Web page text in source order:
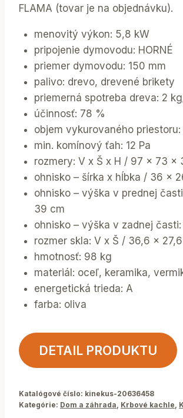
FLAMA (tovar je na objednávku).
menovitý výkon: 5,8 kW
pripojenie dymovodu: HORNÉ
priemer dymovodu: 150 mm
palivo: drevo, drevené brikety
priemerná spotreba dreva: 2
účinnosť: 78 %
objem vykurovaného priestoru:
min. komínový ťah: 12 Pa
rozmery: V x Š x H / 97 x 73 x
ohnisko – šírka x hĺbka / 36 x
ohnisko – výška v prednej
39 cm
ohnisko – výška v zadnej
rozmer skla: V x Š / 36,6 x
hmotnosť: 98 kg
materiál: oceľ, keramika,
energetická trieda: A
farba: oliva
DETAIL PRODUKTU
Katalógové číslo: kinekus-20636458
Kategórie: Dom a záhrada Krbové kachle